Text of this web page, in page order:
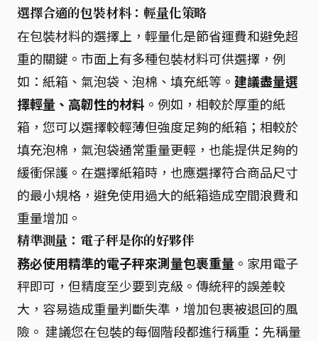
選擇合適的包裝材料：輕量化策略
在包裝材料的選擇上，輕量化是節省運費和避免超
重的關鍵。市面上有多種包裝材料可供選擇，例
如：紙箱、氣泡袋、泡棉、填充紙等。 建議盡量選
擇輕量、高韌性的材料 。例如，相較於厚重的紙
箱，您可以選擇較輕薄但強度足夠的紙箱；相較於
填充泡棉，氣泡袋通常重量更輕，也能提供足夠的
緩衝保護。在選擇紙箱時，也應選擇符合商品尺寸
的最小規格，避免使用過大的紙箱造成空間浪費和
重量增加。
精準測量：電子秤是你的好夥伴
務必使用精準的電子秤來測量包裹重量 。家用電子
秤即可，但精度至少要到克級。傳統秤的誤差較
大，容易造成重量判斷失準，增加包裹被退回的風
險。 建議您在包裝的每個階段都進行稱重：先稱量